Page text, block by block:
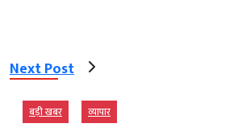
Next Post
बड़ी खबर व्‍यापार